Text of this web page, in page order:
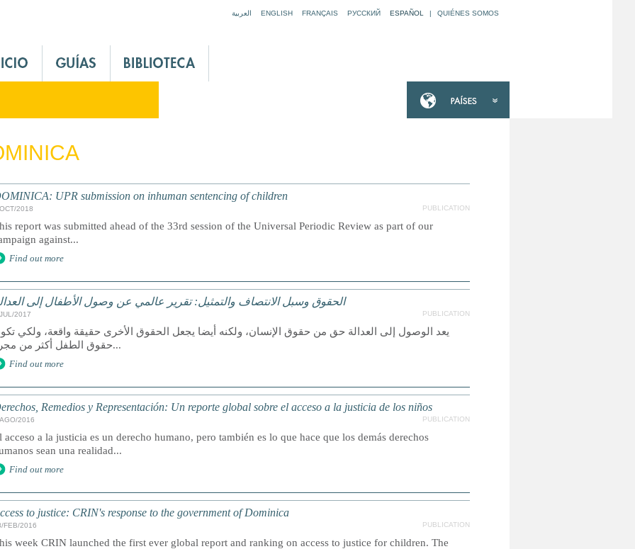
العربية ENGLISH FRANÇAIS РУССКИЙ ESPAÑOL | QUIÉNES SOMOS
UPR submission on inhuman sentencing of children
2018 PUBLICATION
report was submitted ahead of the 33rd session of the Universal Periodic Review as part of our
against...
Find out more
الحقوق وسبل الانتصاف والتمثيل: تقرير عالمي عن وصول الأطفال إلى
2017 PUBLICATION
يعد الوصول إلى العدالة حق من حقوق الإنسان، ولكنه أيضا يجعل الحقوق الأخرى حقيقة واقعة، ولكي
حقوق الطفل أكثر من مجرد...
Find out more
Remedios y Representación: Un reporte global sobre el acceso a la justicia de los niños
2016 PUBLICATION
acceso a la justicia es un derecho humano, pero también es lo que hace que los demás derechos
sean una realidad...
Find out more
to justice: CRIN's response to the government of Dominica
FEB/2016 PUBLICATION
week CRIN launched the first ever global report and ranking on access to justice for children. The